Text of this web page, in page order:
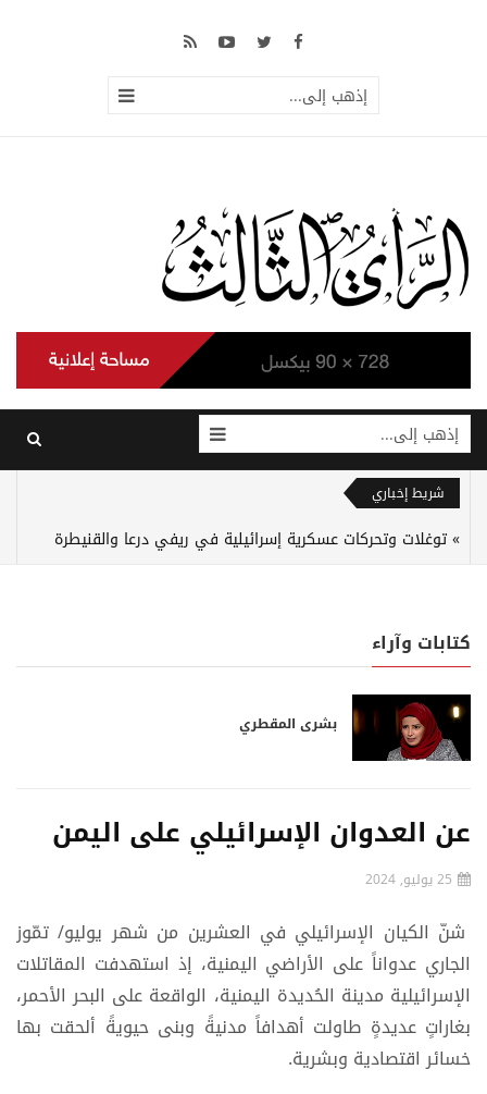
إذهب إلى...
إذهب إلى...
شريط إخباري
توغلات وتحركات عسكرية إسرائيلية في ريفي درعا والقنيطرة
كتابات وآراء
بشرى المقطري
عن العدوان الإسرائيلي على اليمن
25 يوليو, 2024
شنّ الكيان الإسرائيلي في العشرين من شهر يوليو/ تمّوز
الجاري عدواناً على الأراضي اليمنية، إذ استهدفت المقاتلات
الإسرائيلية مدينة الحُديدة اليمنية، الواقعة على البحر الأحمر،
بغاراتٍ عديدةٍ طاولت أهدافاً مدنيةً وبنى حيويةً ألحقت بها
خسائر اقتصادية وبشرية.